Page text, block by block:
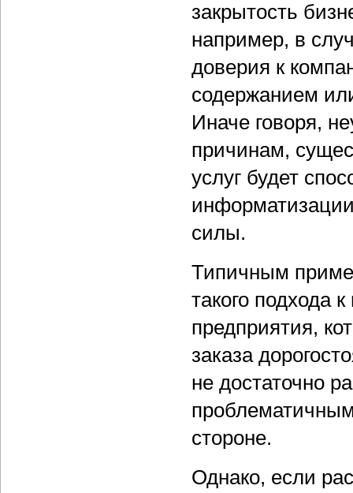
закрытость
например, в
доверия к
содержанием
Иначе говоря,
причинам,
услуг будет
силы.
Типичным
такого подхода
предприятия,
заказа
не достаточно
стороне.
Однако, если